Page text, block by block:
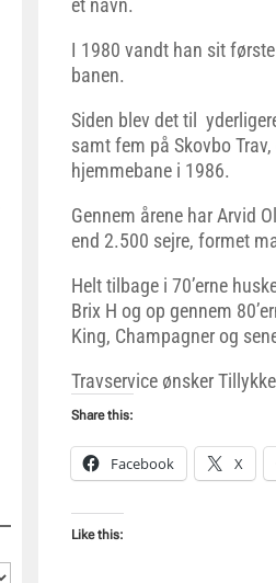
et navn.
I 1980 vandt han sit
banen.
Siden blev det til
samt fem på Skovbo
hjemmebane i 1986.
Gennem årene har Arvid
end 2.500 sejre, formet
Helt tilbage i 70’erne
Brix H og op gennem
King, Champagner og
Travservice ønsker
Share this:
Facebook X
Like this: